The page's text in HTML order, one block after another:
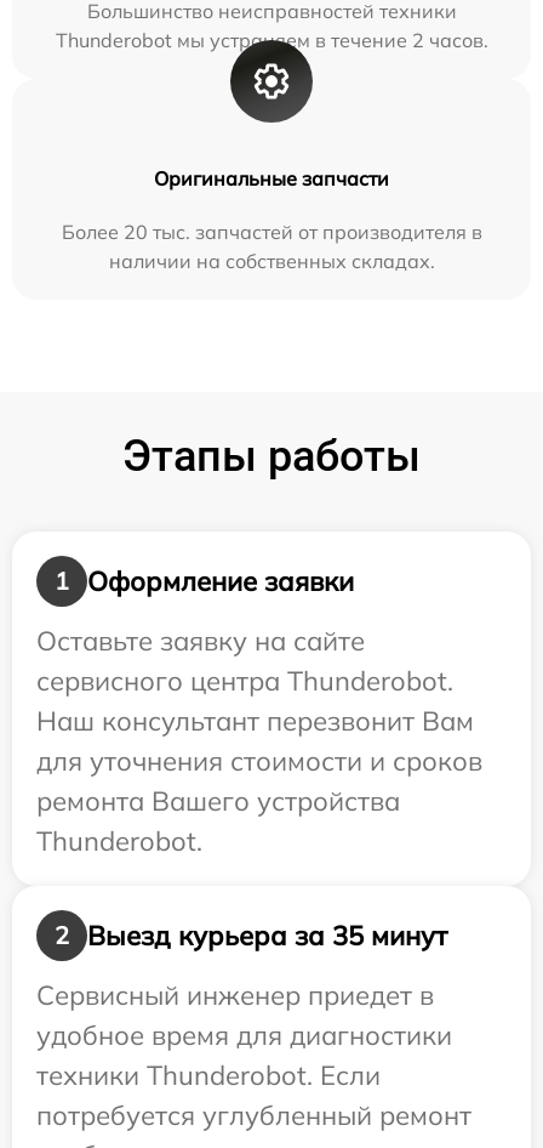
Большинство неисправностей техники
Thunderobot мы устраняем в течение 2 часов.
Оригинальные запчасти
Более 20 тыс. запчастей от производителя в
наличии на собственных складах.
Этапы работы
1
Оформление заявки
Оставьте заявку на сайте
сервисного центра Thunderobot.
Наш консультант перезвонит Вам
для уточнения стоимости и сроков
ремонта Вашего устройства
Thunderobot.
2
Выезд курьера за 35 минут
Сервисный инженер приедет в
удобное время для диагностики
техники Thunderobot. Если
потребуется углубленный ремонт